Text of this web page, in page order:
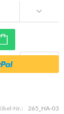
Nr.: 265_HA-03